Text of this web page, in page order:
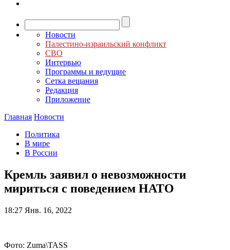
Новости
Палестино-израильский конфликт
СВО
Интервью
Программы и ведущие
Сетка вещания
Редакция
Приложение
Главная Новости
Политика
В мире
В России
Кремль заявил о невозможности
мириться с поведением НАТО
18:27 Янв. 16, 2022
Фото: Zuma\TASS